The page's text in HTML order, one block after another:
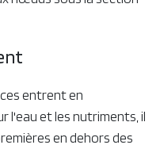
les floricannes qui sont
en hiver (afin de ne
part, couper les
qui ont produit durant
nœuds sous la section